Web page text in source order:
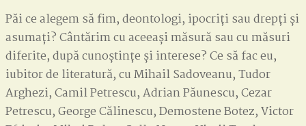
Păi ce alegem să fim, deontologi, ipocriți sau drepți și
asumați? Cântărim cu aceeași măsură sau cu măsuri
diferite, după cunoștințe și interese? Ce să fac eu,
iubitor de literatură, cu Mihail Sadoveanu, Tudor
Arghezi, Camil Petrescu, Adrian Păunescu, Cezar
Petrescu, George Călinescu, Demostene Botez, Victor